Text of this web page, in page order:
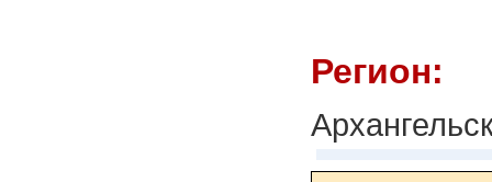
Регион: